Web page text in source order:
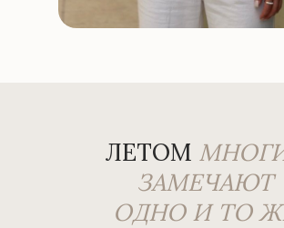
ЛЕТОМ
ЗАМЕЧАЮТ
ОДНО И ТО